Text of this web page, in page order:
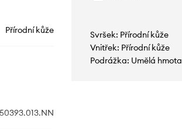
Přírodní kůže
50393.013.NN
Svršek: Přírodní kůže
Vnitřek: Přírodní kůže
Podrážka: Umělá hmota